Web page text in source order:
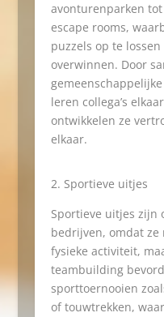
avonturenparken
escape rooms,
puzzels op te
overwinnen. Door
leren collega’s
ontwikkelen ze
elkaar.
Sportieve uitjes
Sportieve uitjes zijn
bedrijven, omdat ze
fysieke activiteit,
teambuilding
sporttoernooien
of touwtrekken,